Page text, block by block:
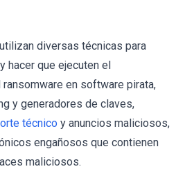
diversas técnicas para
hacer que ejecuten el
ransomware en software pirata,
y generadores de claves,
técnico y anuncios maliciosos,
engañosos que contienen
maliciosos.